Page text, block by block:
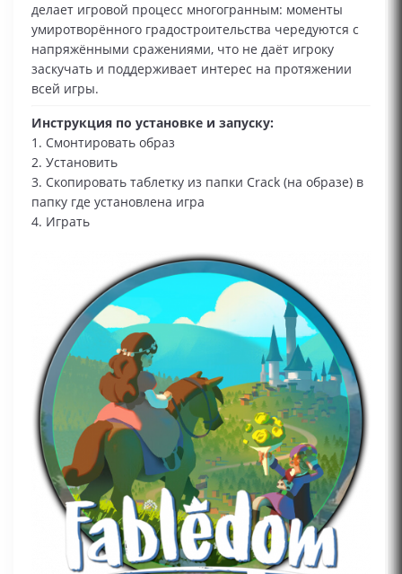
делает игровой процесс многогранным: моменты
умиротворённого градостроительства чередуются с
напряжёнными сражениями, что не даёт игроку
заскучать и поддерживает интерес на протяжении
всей игры.
Инструкция по установке и запуску:
1. Смонтировать образ
2. Установить
3. Скопировать таблетку из папки Crack (на образе) в
папку где установлена игра
4. Играть